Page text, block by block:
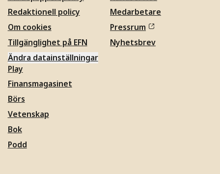
Redaktionell policy
Om cookies
Tillgänglighet på EFN
Ändra datainställningar
Medarbetare
Pressrum
Nyhetsbrev
Play
Finansmagasinet
Börs
Vetenskap
Bok
Podd